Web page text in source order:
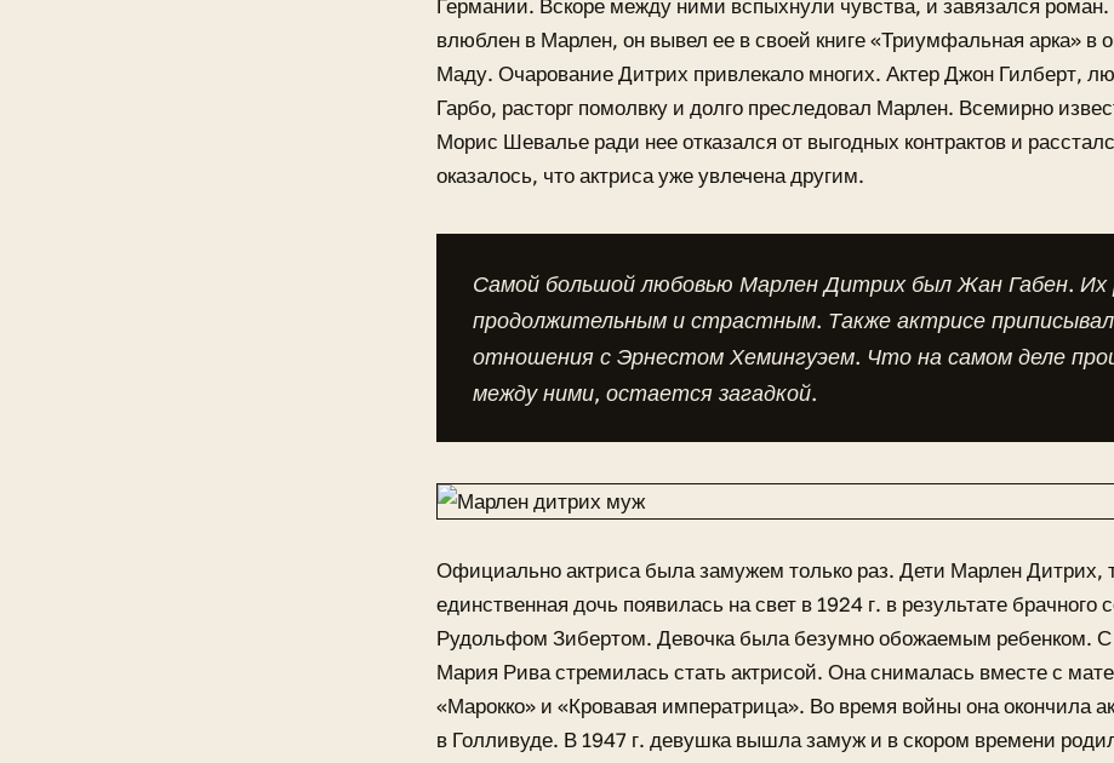
Германии. Вскоре между ними вспыхнули чувства, и завязался
влюблен в Марлен, он вывел ее в своей книге «Триумфальная арка» в
Маду. Очарование Дитрих привлекало многих. Актер Джон Гилберт,
Гарбо, расторг помолвку и долго преследовал Марлен. Всемирно
Морис Шевалье ради нее отказался от выгодных контрактов и
оказалось, что актриса уже увлечена другим.
Самой большой любовью Марлен Дитрих был Жан Габен. Их
продолжительным и страстным. Также актрисе
отношения с Эрнестом Хемингуэем. Что на самом деле
между ними, остается загадкой.
Официально актриса была замужем только раз. Дети Марлен Дитрих,
единственная дочь появилась на свет в 1924 г. в результате брачного
Рудольфом Зибертом. Девочка была безумно обожаемым ребенком. С
Мария Рива стремилась стать актрисой. Она снималась вместе с
«Марокко» и «Кровавая императрица». Во время войны она окончила
в Голливуде. В 1947 г. девушка вышла замуж и в скором времени